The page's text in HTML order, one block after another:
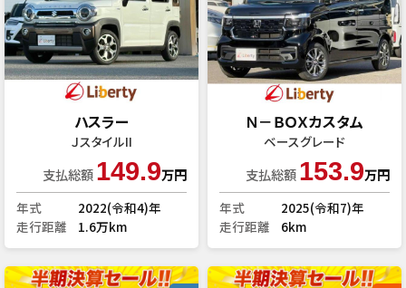
ハスラー
ＪスタイルII
支払総額149.9万円
年式
2022(令和4)年
走行距離
1.6万km
Ｎ－ＢＯＸカスタム
ベースグレード
支払総額153.9万円
年式
2025(令和7)年
走行距離
6km